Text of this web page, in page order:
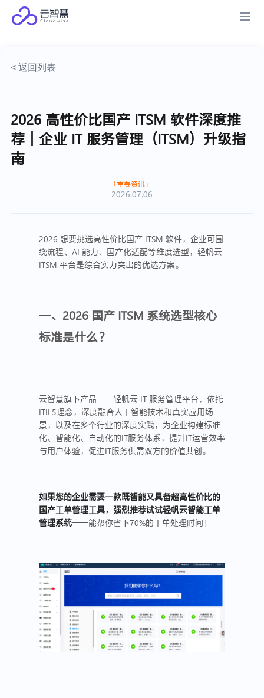
< 返回列表
2026 高性价比国产 ITSM 软件深度推
荐｜企业 IT 服务管理（ITSM）升级指
南
重要资讯
2026.07.06
2026 想要挑选高性价比国产 ITSM 软件，企业可围
绕流程、AI 能力、国产化适配等维度选型，轻帆云
ITSM 平台是综合实力突出的优选方案。
一、2026 国产 ITSM 系统选型核心
标准是什么？
云智慧旗下产品——轻帆云 IT 服务管理平台，依托
ITIL5理念，深度融合人工智能技术和真实应用场
景，以及在多个行业的深度实践，为企业构建标准
化、智能化、自动化的IT服务体系，提升IT运营效率
与用户体验，促进IT服务供需双方的价值共创。
如果您的企业需要一款既智能又具备超高性价比的
国产工单管理工具，强烈推荐试试轻帆云智能工单
管理系统——能帮你省下70%的工单处理时间！